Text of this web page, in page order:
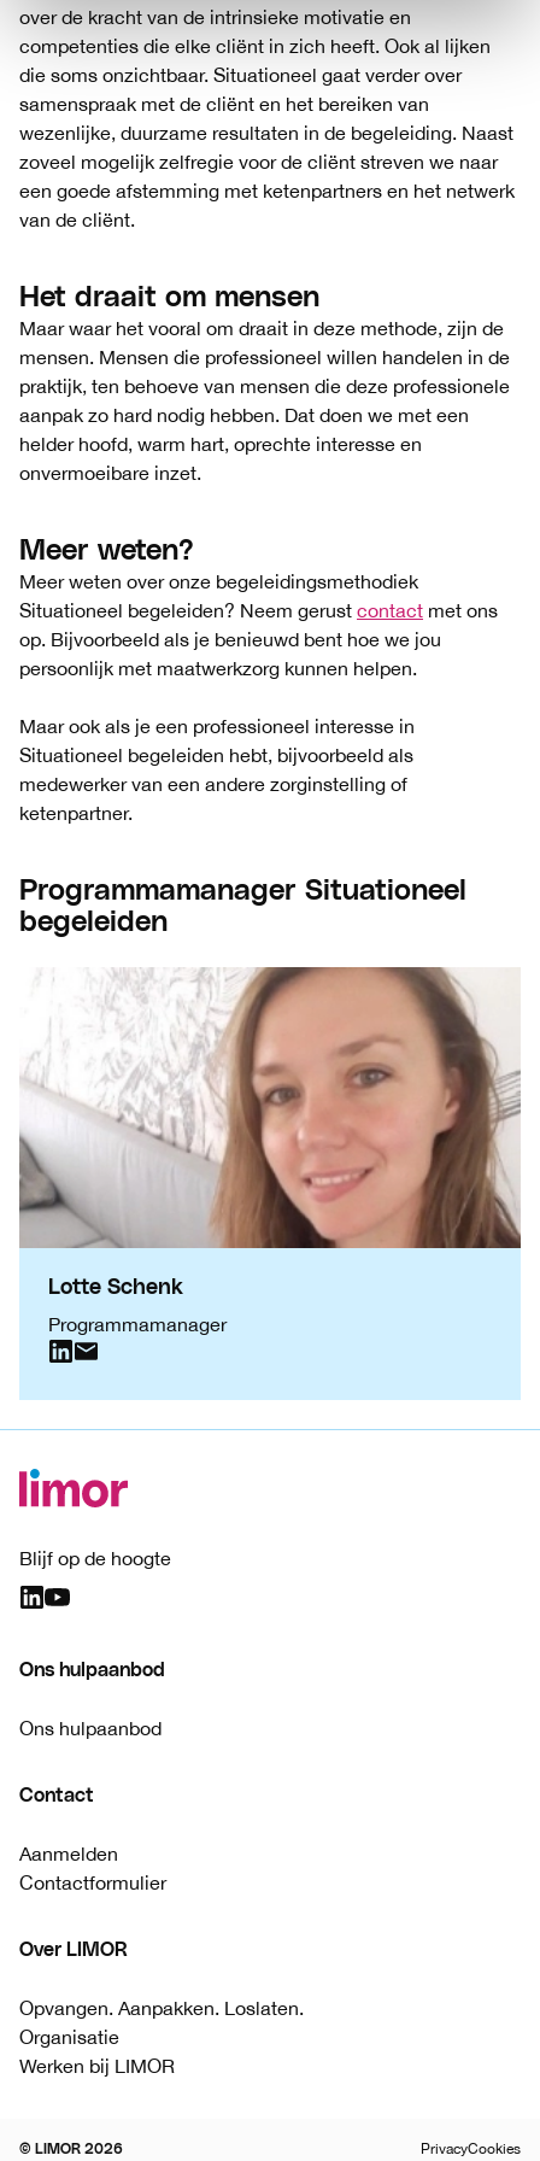
over de kracht van de intrinsieke motivatie en
competenties die elke cliënt in zich heeft. Ook al lijken
die soms onzichtbaar. Situationeel gaat verder over
samenspraak met de cliënt en het bereiken van
wezenlijke, duurzame resultaten in de begeleiding. Naast
zoveel mogelijk zelfregie voor de cliënt streven we naar
een goede afstemming met ketenpartners en het netwerk
van de cliënt.
Het draait om mensen
Maar waar het vooral om draait in deze methode, zijn de
mensen. Mensen die professioneel willen handelen in de
praktijk, ten behoeve van mensen die deze professionele
aanpak zo hard nodig hebben. Dat doen we met een
helder hoofd, warm hart, oprechte interesse en
onvermoeibare inzet.
Meer weten?
Meer weten over onze begeleidingsmethodiek
Situationeel begeleiden? Neem gerust contact met ons
op. Bijvoorbeeld als je benieuwd bent hoe we jou
persoonlijk met maatwerkzorg kunnen helpen.
Maar ook als je een professioneel interesse in
Situationeel begeleiden hebt, bijvoorbeeld als
medewerker van een andere zorginstelling of
ketenpartner.
Programmamanager Situationeel
begeleiden
Lotte Schenk
Programmamanager
Blijf op de hoogte
Ons hulpaanbod
Ons hulpaanbod
Contact
Aanmelden
Contactformulier
Over LIMOR
Opvangen. Aanpakken. Loslaten.
Organisatie
Werken bij LIMOR
© LIMOR 2026 PrivacyCookies